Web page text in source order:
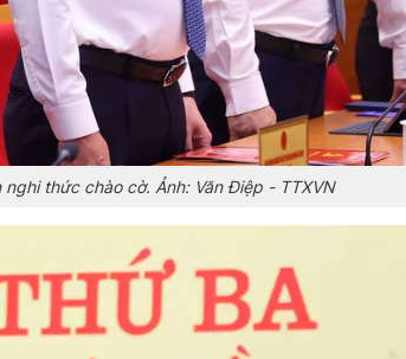
thức chào cờ. Ảnh: Văn Điệp - TTXVN